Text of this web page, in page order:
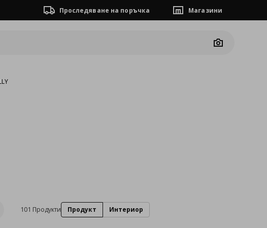
Проследяване на поръчка Магазини
Camera
101 Продукти Продукт Интериор